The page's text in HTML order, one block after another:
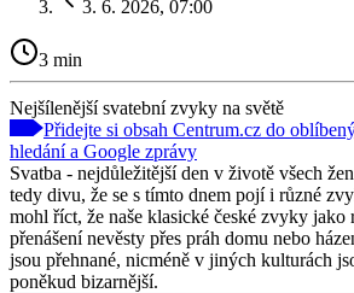
3. 6. 2026, 07:00
3 min
Nejšílenější svatební zvyky na světě
Přidejte si obsah Centrum.cz do
hledání a Google zprávy
Svatba - nejdůležitější den v životě všech
tedy divu, že se s tímto dnem pojí i různé
mohl říct, že naše klasické české zvyky jako
přenášení nevěsty přes práh domu nebo
jsou přehnané, nicméně v jiných kulturách
poněkud bizarnější.